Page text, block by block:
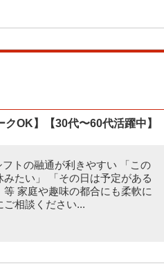
OK】【30代〜60代活躍中】
フトの融通が利きやすい 「この
たい」 「その日は予定がある
家庭や趣味の都合にも柔軟に
相談ください...